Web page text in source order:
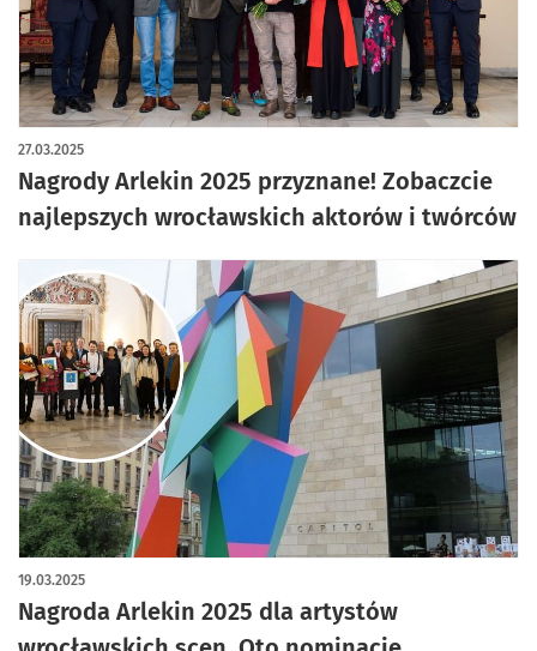
Nagrody Arlekin 2025 przyznane! Zobaczcie
najlepszych wrocławskich aktorów i twórców
27.03.2025
artykuł z galerią zdjęć
Nagroda Arlekin 2025 dla artystów
19.03.2025